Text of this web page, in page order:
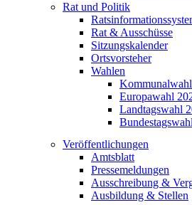
Rat und Politik
Rat & Ausschüsse
Sitzungskalender
Ortsvorsteher
Wahlen
Europawahl
Landtagswahl
Veröffentlichungen
Amtsblatt
Pressemeldungen
Ausschreibung &
Ausbildung & Stellen